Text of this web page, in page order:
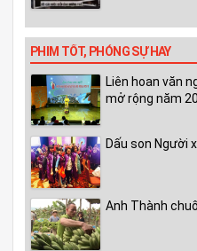
PHIM TỐT, PHÓNG SỰ HAY
Liên hoan văn
mở rộng năm
Dấu son Người
Anh Thành